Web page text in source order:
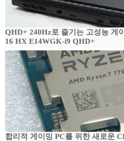
QHD+ 240Hz로 즐기는 고성능 게
16 HX E14WGK-i9 QHD+
합리적 게이밍 PC를 위한 새로운